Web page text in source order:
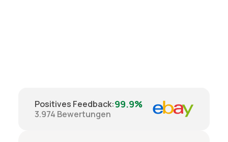
Positives Feedback:99.9%
3.974 Bewertungen